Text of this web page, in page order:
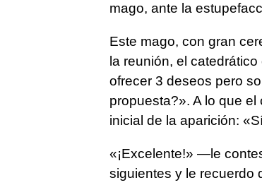
mago, ante la
Este mago, con gran
la reunión, el
ofrecer 3 deseos pero
propuesta?». A lo que
inicial de la aparición:
«¡Excelente!» —le
siguientes y le recuerdo